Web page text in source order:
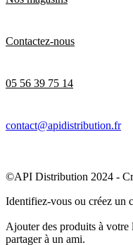
Contactez-nous
05 56 39 75 14
contact@apidistribution.fr
©API Distribution 2024 -
Identifiez-vous ou créez un
Ajouter des produits à
partager à un ami.